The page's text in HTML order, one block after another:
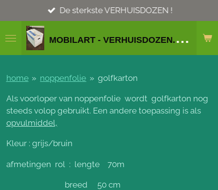
direct
naar
M
OBILART - VERHUISDOZEN.ORG
De sterkste VERHUISDOZEN !
home » noppenfolie » golfkarton
Als voorloper van noppenfolie wordt golfkarton nog
steeds volop gebruikt. Een andere toepassing is als
opvulmiddel,
Kleur : grijs/bruin
afmetingen rol : lengte 70m
breed 50 cm